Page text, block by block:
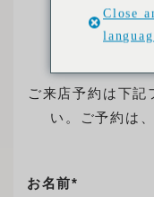
注文方法
革
布
業務内容
採用情報
張替え・修理
メンテナンス方
プロ向けサービ
直営店
事例
事例
特注ソファ
ニュース
ご来店予約は下記
い。ご予約は
お名前*
Close